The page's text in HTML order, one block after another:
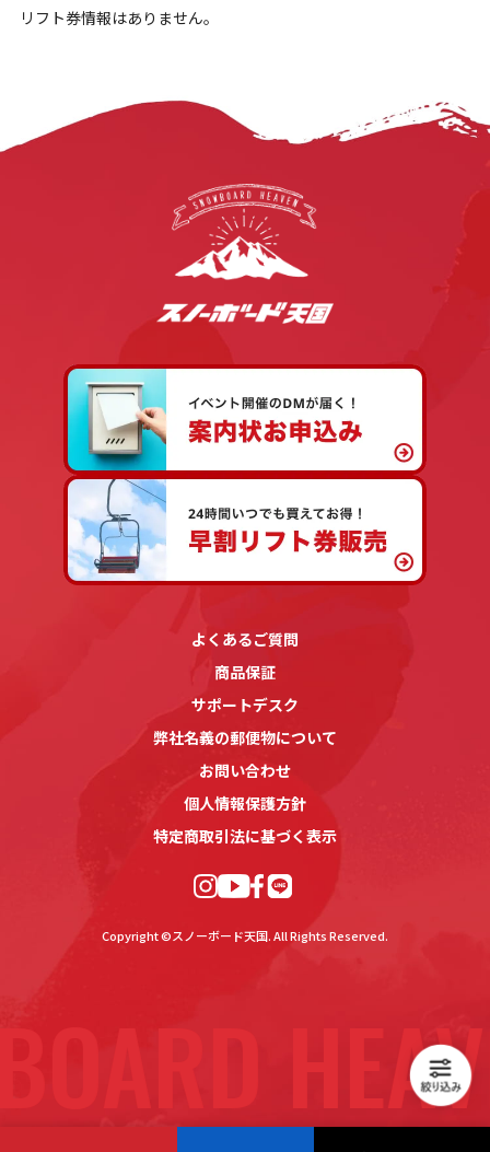
リフト券情報はありません。
よくあるご質問
商品保証
サポートデスク
弊社名義の郵便物について
お問い合わせ
個人情報保護方針
特定商取引法に基づく表示
Copyright ©スノーボード天国. All Rights Reserved.